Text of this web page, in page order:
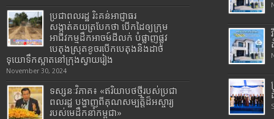
ប្រជាពលរដ្ឋ រិះគន់អាជ្ញាធរ
សង្កាត់គយត្របែកថា បើកដៃឲ្យក្រុម
អាជីវកម្មដឹកអាចម៍ដីលក់ បំផ្លាញផ្លូវ
បេតុងស្រុតខូចរបើកបេតុងនិងដាច់
ទុយោទឹកស្អាតនៅក្រុងស្វាយរៀង
November 30, 2024
ទស្សនៈវិភាគ៖ «ឥរិយាបថថ្មីរបស់ប្រជា
ពលរដ្ឋ បង្ហាញពីគុណសម្បត្តិដ៏អស្ចារ្យ
របស់មេដឹកនាំកម្ពុជា»